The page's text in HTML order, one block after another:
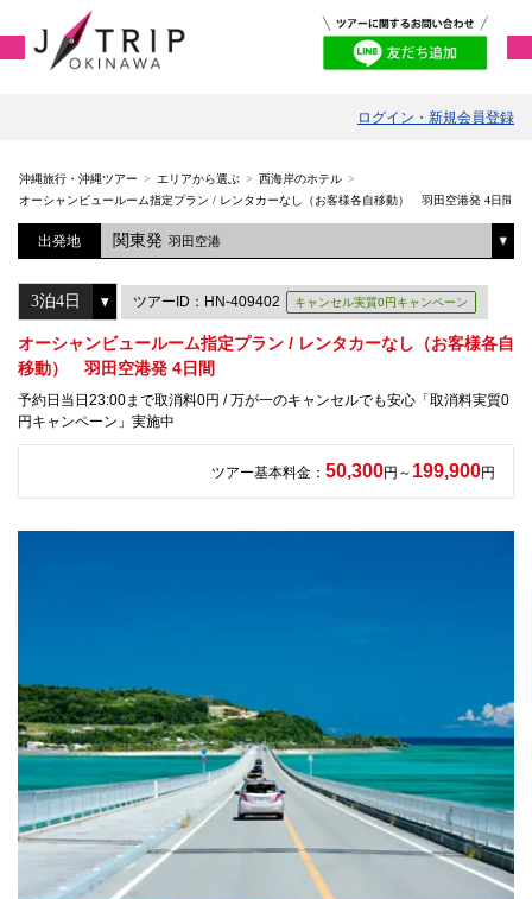
ログイン・新規会員登録
沖縄旅行・沖縄ツアー エリアから選ぶ
西海岸のホテル
オーシャンビュールーム指定プラン / レンタカーなし（お客様各自移動） 羽田空港発 4日間
出発地 関東発 羽田空港
ツアーID：HN-409402 キャンセル実質0円キャンペーン
オーシャンビュールーム指定プラン / レンタカーなし（お客様各自
移動） 羽田空港発 4日間
予約日当日23:00まで取消料0円 / 万が一のキャンセルでも安心「取消料実質0
円キャンペーン」実施中
ツアー基本料金： 50,300円～ 199,900円